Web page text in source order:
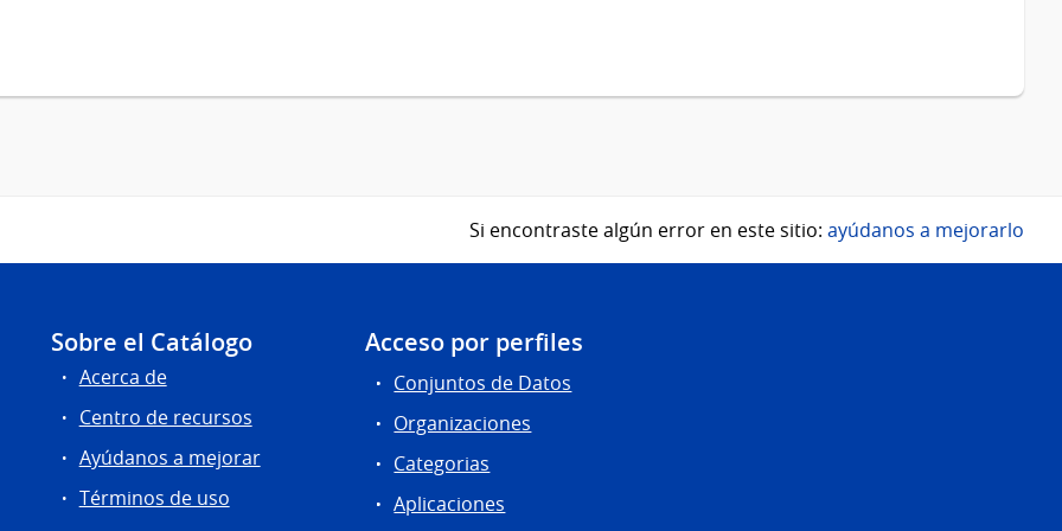
Si encontraste algún error en este sitio: ayúdanos a mejorarlo
Sobre el Catálogo
Acerca de
Centro de recursos
Ayúdanos a mejorar
Términos de uso
Acceso por perfiles
Conjuntos de Datos
Organizaciones
Categorias
Aplicaciones